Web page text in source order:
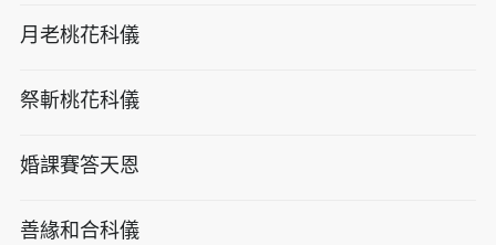
月老桃花科儀
祭斬桃花科儀
婚課賽答天恩
善緣和合科儀